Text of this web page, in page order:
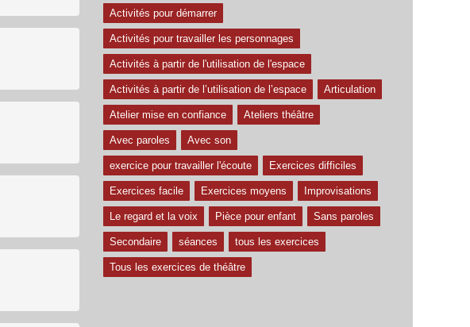
Activités pour démarrer
Activités pour travailler les personnages
Activités à partir de l'utilisation de l'espace
Activités à partir de l’utilisation de l’espace Articulation
Atelier mise en confiance Ateliers théâtre
Avec paroles Avec son
exercice pour travailler l'écoute Exercices difficiles
Exercices facile Exercices moyens Improvisations
Le regard et la voix Pièce pour enfant Sans paroles
Secondaire séances tous les exercices
Tous les exercices de théâtre